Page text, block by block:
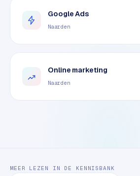
a
r
p
BRANCHE-
Google Ads
Naarden
Online marketing
Naarden
MEER LEZEN IN DE KENNISBANK